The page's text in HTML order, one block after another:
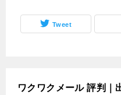
Tweet
ワクワクメール 評判｜